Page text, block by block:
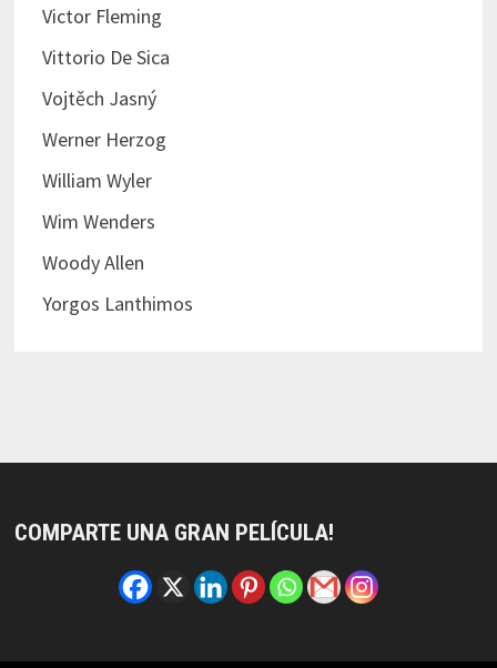
Victor Fleming
Vittorio De Sica
Vojtěch Jasný
Werner Herzog
William Wyler
Wim Wenders
Woody Allen
Yorgos Lanthimos
COMPARTE UNA GRAN PELÍCULA!